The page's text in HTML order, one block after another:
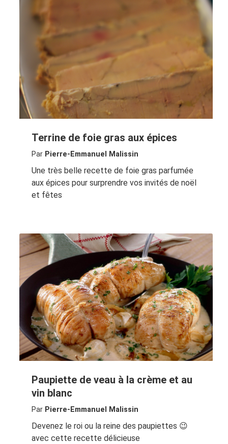
Terrine de foie gras aux épices
Par Pierre-Emmanuel Malissin
Une très belle recette de foie gras parfumée
aux épices pour surprendre vos invités de noël
et fêtes
Paupiette de veau à la crème et au
vin blanc
Par Pierre-Emmanuel Malissin
Devenez le roi ou la reine des paupiettes 😉
avec cette recette délicieuse